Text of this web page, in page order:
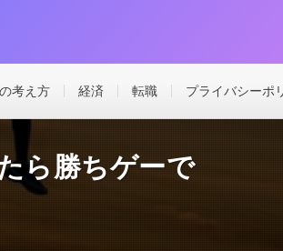
考え方 経済 転職 プライバシーポ
ら勝ちゲーで